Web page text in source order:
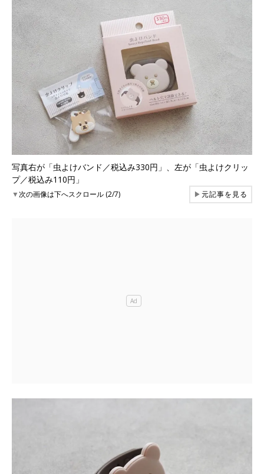
写真右が「虫よけバンド／税込み330円」、左が「虫よけクリッ
プ／税込み110円」
▼次の画像は下へスクロール (2/7) ▶元記事を見る